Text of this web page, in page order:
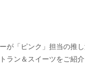
が「ピンク」担当の推
ラン＆スイーツをご紹介